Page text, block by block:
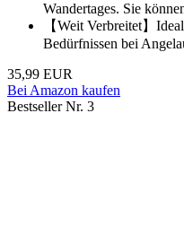
Wandertages. Sie
【Weit Verbreitet】
Bedürfnissen bei
35,99 EUR
Bei Amazon kaufen
Bestseller Nr. 3